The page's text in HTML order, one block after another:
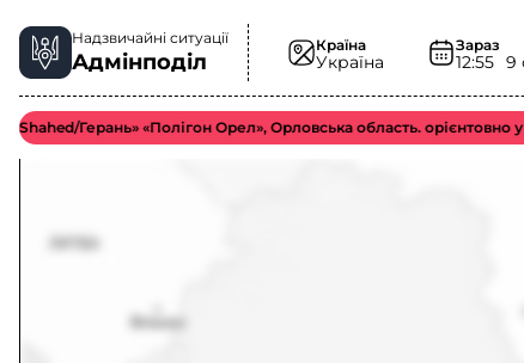
Надзвичайні ситуації
Адмінподіл
Країна
Україна
Зараз
12:55 9
Герань» «Полігон Орел», Орловська область. орієнтовно у